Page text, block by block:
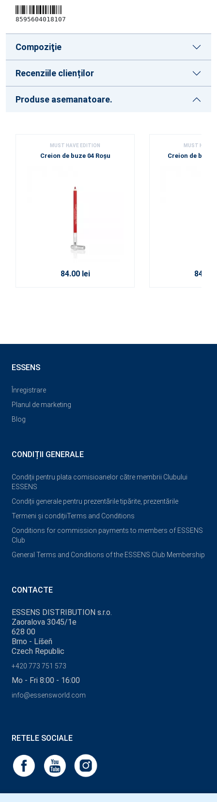
8595604018107
Compoziţie
Recenziile clienților
Produse asemanatoare.
MUST HAVE EDITION
Creion de buze 04 Roșu
84.00 lei
MUST HAVE
Creion de buze
84.00
ESSENS
Înregistrare
Planul de marketing
Blog
CONDIȚII GENERALE
Condiții pentru plata comisioanelor către membrii Clubului
ESSENS
Condiții generale pentru prezentările tipărite, prezentările
Termeni și condițiiTerms and Conditions
Conditions for commission payments to members of ESSENS
Club
General Terms and Conditions of the ESSENS Club Membership
CONTACTE
ESSENS DISTRIBUTION s.r.o.
Zaoralova 3045/1e
628 00
Brno - Líšeň
Czech Republic
+420 773 751 573
Mo - Fri 8:00 - 16:00
info@essensworld.com
RETELE SOCIALE